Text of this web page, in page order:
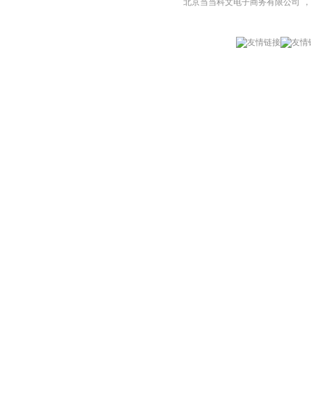
北京当当科文电子商务有限公司